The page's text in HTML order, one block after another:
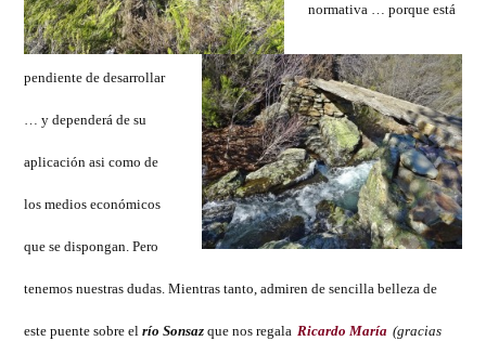
normativa … porque está
pendiente de desarrollar
… y dependerá de su
aplicación asi como de
los medios económicos
que se dispongan. Pero
tenemos nuestras dudas.Mientras tanto, admiren de sencilla belleza de
este puente sobre elrío Sonsazque nos regala Ricardo María (gracias